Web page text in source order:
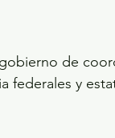
de
federales y